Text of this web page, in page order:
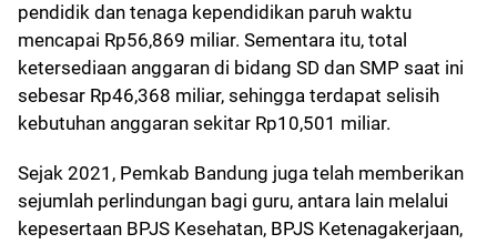
pendidik dan tenaga kependidikan paruh waktu
mencapai Rp56,869 miliar. Sementara itu, total
ketersediaan anggaran di bidang SD dan SMP saat ini
sebesar Rp46,368 miliar, sehingga terdapat selisih
kebutuhan anggaran sekitar Rp10,501 miliar.
Sejak 2021, Pemkab Bandung juga telah memberikan
sejumlah perlindungan bagi guru, antara lain melalui
kepesertaan BPJS Kesehatan, BPJS Ketenagakerjaan,